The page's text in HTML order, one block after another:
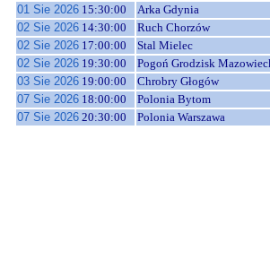
01 Sie 2026 15:30:00
Arka Gdynia
02 Sie 2026 14:30:00
Ruch Chorzów
02 Sie 2026 17:00:00
Stal Mielec
02 Sie 2026 19:30:00
Pogoń Grodzisk
03 Sie 2026 19:00:00
Chrobry Głogów
07 Sie 2026 18:00:00
Polonia Bytom
07 Sie 2026 20:30:00 Polonia Warszawa